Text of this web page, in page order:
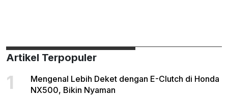
Artikel Terpopuler
1
Mengenal Lebih Deket dengan E-Clutch di Honda
NX500, Bikin Nyaman